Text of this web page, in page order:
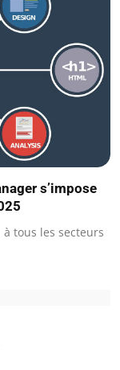
s’impose
tous les secteurs